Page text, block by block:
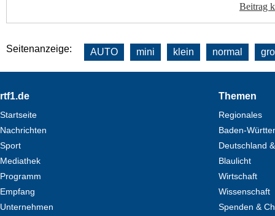
Beitrag
Seitenanzeige: AUTO mini klein normal
Footer
rtf1.de
Startseite
Nachrichten
Sport
Mediathek
Programm
Empfang
Unternehmen
Themen
Regionales
Baden-
Deutschland
Blaulicht
Wirtschaft
Wissenschaft
Spenden &